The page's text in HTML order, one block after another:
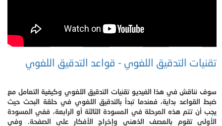
تقنيات التدقيق اللغوي - قواعد التدقيق اللغوي
سوف نناقش في هذا الفيديو تقنيات التدقيق اللغوي وكيفية التعامل مع
ضبط القواعد بداية، فعندما تبدأ بالتدقيق اللغوي في حلقة البحث حيث
يجب أن تتم هذه المرحلة في المسودة الثالثة أو الرابعة، ففي المسودة
الأولى تقوم بالعصف الذهني وإخراج الأفكار على الصفحة. وفي